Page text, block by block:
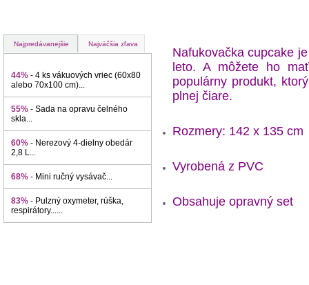
Najpredávanejšie Najväčšia zľava
44% - 4 ks vákuových vriec (60x80
alebo 70x100 cm)...
55% - Sada na opravu čelného
skla...
60% - Nerezový 4-dielny obedár
2,8 L...
68% - Mini ručný vysávač...
83% - Pulzný oxymeter, rúška,
respirátory......
Nafukovačka cupcake
leto. A môžete ho
populárny produkt,
plnej čiare.
Rozmery: 142 x 135 cm
Vyrobená z PVC
Obsahuje opravný set